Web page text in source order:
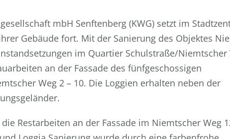
mbH Senftenberg (KWG) setzt im
Gebäude fort. Mit der Sanierung des Objektes
im Quartier Schulstraße/Niemtscher
an der Fassade des fünfgeschossigen
Weg 2 – 10. Die Loggien erhalten neben der
Restarbeiten an der Fassade im Niemtscher Weg